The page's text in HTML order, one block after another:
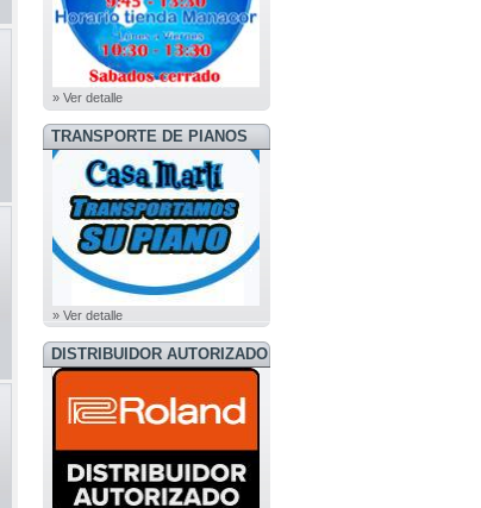
» Ver detalle
TRANSPORTE DE PIANOS
» Ver detalle
DISTRIBUIDOR AUTORIZADO
ROLAND